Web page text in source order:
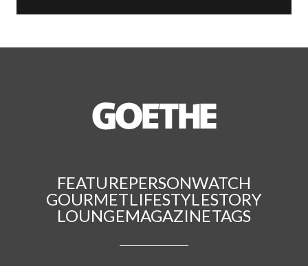
FEATUREPERSONWATCH
GOURMETLIFESTYLESTORY
LOUNGEMAGAZINETAGS